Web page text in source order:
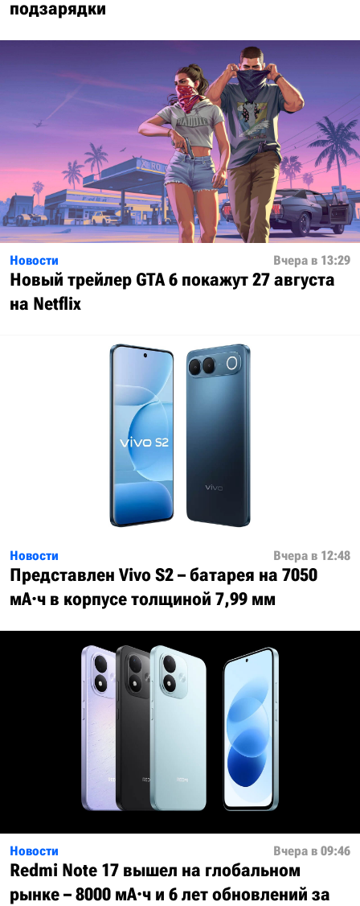
подзарядки
Новости Вчера в 13:29
Новый трейлер GTA 6 покажут 27 августа
на Netflix
Новости Вчера в 12:48
Представлен Vivo S2 – батарея на 7050
мА·ч в корпусе толщиной 7,99 мм
Новости Вчера в 09:46
Redmi Note 17 вышел на глобальном
рынке – 8000 мА·ч и 6 лет обновлений за